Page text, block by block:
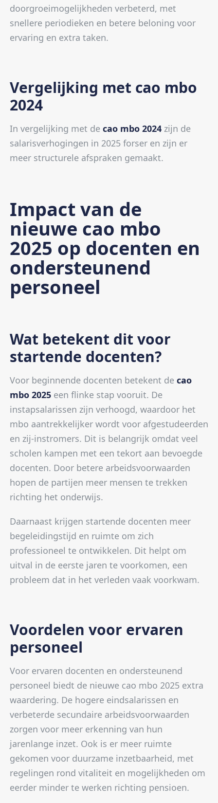
doorgroeimogelijkheden verbeterd, met
snellere periodieken en betere beloning voor
ervaring en extra taken.
Vergelijking met cao mbo
2024
In vergelijking met de cao mbo 2024 zijn de
salarisverhogingen in 2025 forser en zijn er
meer structurele afspraken gemaakt.
Impact van de
nieuwe cao mbo
2025 op docenten en
ondersteunend
personeel
Wat betekent dit voor
startende docenten?
Voor beginnende docenten betekent de cao
mbo 2025 een flinke stap vooruit. De
instapsalarissen zijn verhoogd, waardoor het
mbo aantrekkelijker wordt voor afgestudeerden
en zij-instromers. Dit is belangrijk omdat veel
scholen kampen met een tekort aan bevoegde
docenten. Door betere arbeidsvoorwaarden
hopen de partijen meer mensen te trekken
richting het onderwijs.
Daarnaast krijgen startende docenten meer
begeleidingstijd en ruimte om zich
professioneel te ontwikkelen. Dit helpt om
uitval in de eerste jaren te voorkomen, een
probleem dat in het verleden vaak voorkwam.
Voordelen voor ervaren
personeel
Voor ervaren docenten en ondersteunend
personeel biedt de nieuwe cao mbo 2025 extra
waardering. De hogere eindsalarissen en
verbeterde secundaire arbeidsvoorwaarden
zorgen voor meer erkenning van hun
jarenlange inzet. Ook is er meer ruimte
gekomen voor duurzame inzetbaarheid, met
regelingen rond vitaliteit en mogelijkheden om
eerder minder te werken richting pensioen.